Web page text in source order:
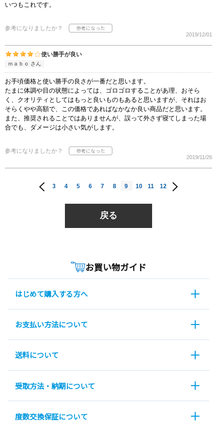
いつもこれです。
参考になりましたか？
2019/12/01
使い勝手が良い
ｍａｂｏ さん
お手頃価格と使い勝手の良さが一番だと思います。
たまに体調や目の状態によっては、ゴロゴロすることがあ理、おそら
く、クオリティとしてはもっと良いものもあると思いますが、それはお
そらくやや高額で、この価格であればなかなか良い商品だと思います。
また、推奨されることではありませんが、誤って外さず寝てしまった場
合でも、ダメージは小さい気がします。
参考になりましたか？
2019/11/26
3 4 5 6 7 8 9 10 11 12
戻る
お買い物ガイド
はじめて購入する方へ
お支払い方法について
送料について
受取方法・納期について
度数交換保証について